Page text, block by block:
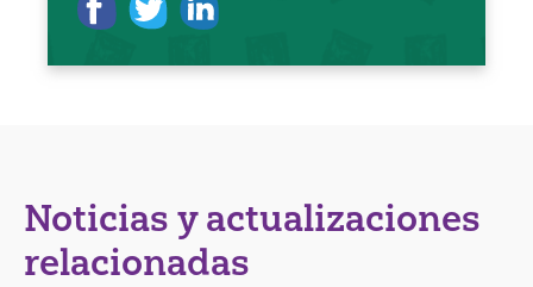
Noticias y actualizaciones
relacionadas